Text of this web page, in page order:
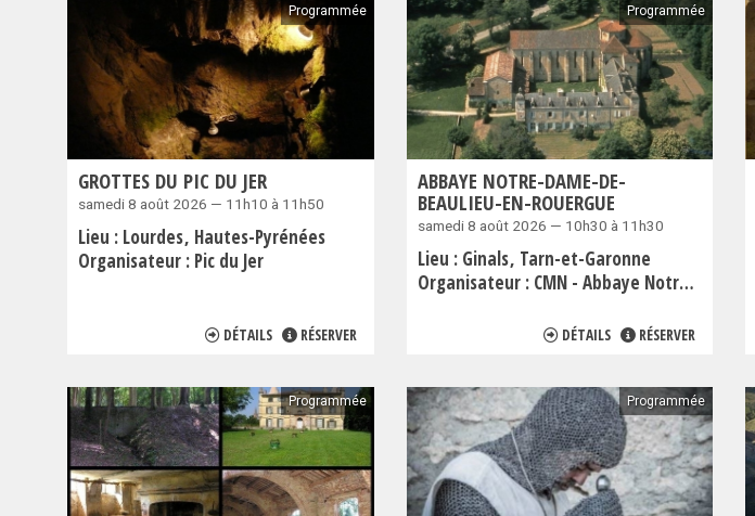
Programmée
GROTTES DU PIC DU JER
samedi 8 août 2026 — 11h10 à 11h50
Lieu : Lourdes Hautes-Pyrénées
Organisateur : Pic du Jer
DÉTAILS RÉSERVER
Programmée
ABBAYE NOTRE-DAME-DE-
BEAULIEU-EN-ROUERGUE
samedi 8 août 2026 — 10h30 à 11h30
Lieu : Ginals Tarn-et-Garonne
Organisateur : CMN - Abbaye Notre-Dame-de-Beaulieu-en-Rouergue
DÉTAILS RÉSERVER
Programmée Programmée